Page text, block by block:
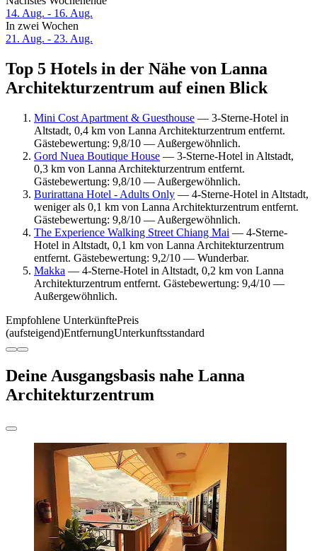
14. Aug. - 16. Aug.
In zwei Wochen
21. Aug. - 23. Aug.
Top 5 Hotels in der Nähe von Lanna
Architekturzentrum auf einen Blick
Mini Cost Apartment & Guesthouse — 3-Sterne-Hotel in
Altstadt, 0,4 km von Lanna Architekturzentrum entfernt.
Gästebewertung: 9,8/10 — Außergewöhnlich.
Gord Nuea Boutique House — 3-Sterne-Hotel in Altstadt,
0,3 km von Lanna Architekturzentrum entfernt.
Gästebewertung: 9,8/10 — Außergewöhnlich.
Burirattana Hotel - Adults Only — 4-Sterne-Hotel in Altstadt,
weniger als 0,1 km von Lanna Architekturzentrum entfernt.
Gästebewertung: 9,8/10 — Außergewöhnlich.
The Experience Walking Street Chiang Mai — 4-Sterne-
Hotel in Altstadt, 0,1 km von Lanna Architekturzentrum
entfernt. Gästebewertung: 9,2/10 — Wunderbar.
Makka — 4-Sterne-Hotel in Altstadt, 0,2 km von Lanna
Architekturzentrum entfernt. Gästebewertung: 9,4/10 —
Außergewöhnlich.
Empfohlene UnterkünftePreis
(aufsteigend)EntfernungUnterkunftsstandard
Deine Ausgangsbasis nahe Lanna
Architekturzentrum